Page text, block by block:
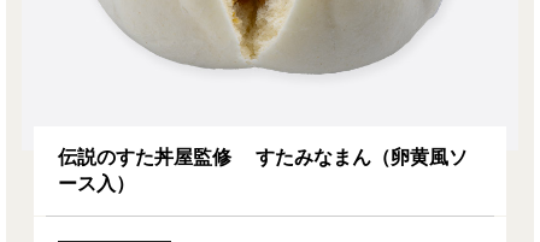
伝説のすた丼屋監修 すたみなまん（卵黄風ソ
ース入）